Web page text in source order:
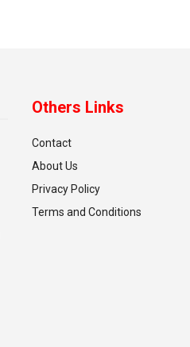
Others Links
Contact
About Us
Privacy Policy
Terms and Conditions